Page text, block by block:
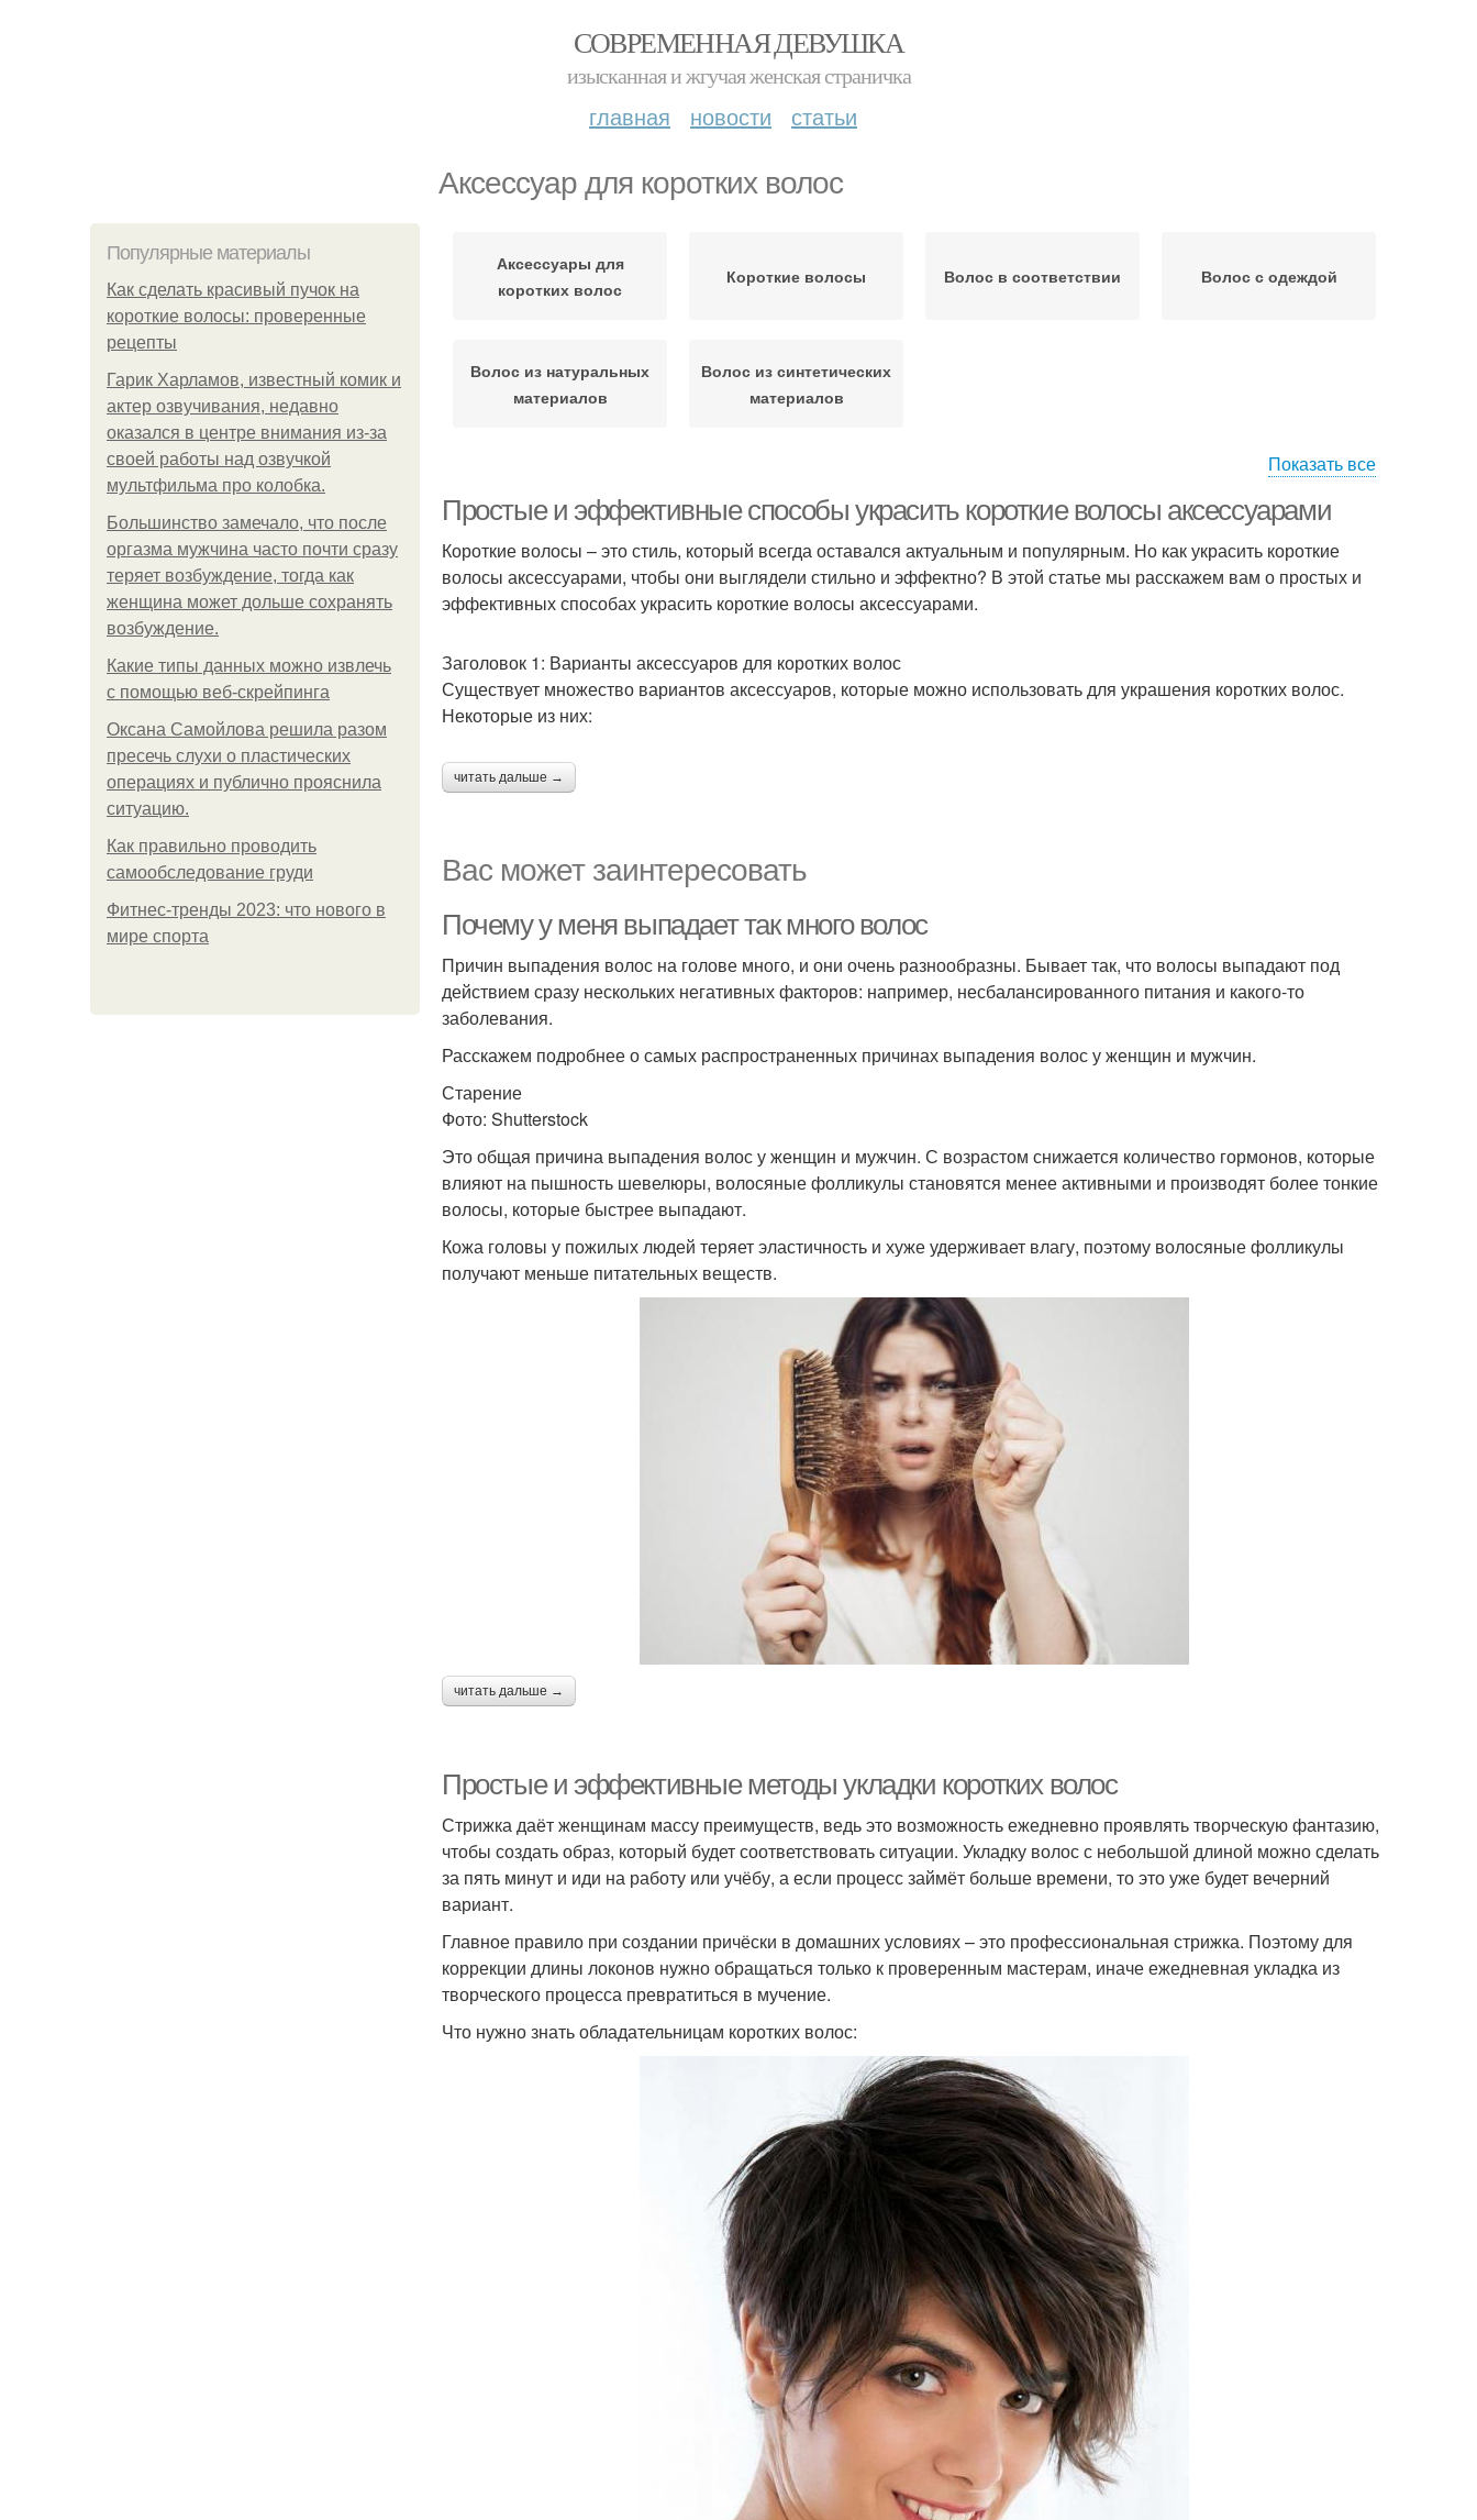
СОВРЕМЕННАЯ ДЕВУШКА
изысканная и жгучая женская страничка
главная новости статьи
Аксессуар для коротких волос
Популярные материалы
Как сделать красивый пучок на
короткие волосы: проверенные
рецепты
Гарик Харламов, известный комик и
актер озвучивания, недавно
оказался в центре внимания из-за
своей работы над озвучкой
мультфильма про колобка.
Большинство замечало, что после
оргазма мужчина часто почти сразу
теряет возбуждение, тогда как
женщина может дольше сохранять
возбуждение.
Какие типы данных можно извлечь
с помощью веб-скрейпинга
Оксана Самойлова решила разом
пресечь слухи о пластических
операциях и публично прояснила
ситуацию.
Как правильно проводить
самообследование груди
Фитнес-тренды 2023: что нового в
мире спорта
Аксессуары для
коротких волос
Короткие волосы Волос в соответствии Волос с одеждой
Волос из натуральных
материалов
Волос из синтетических
материалов
Показать все
Простые и эффективные способы украсить короткие волосы аксессуарами
Короткие волосы – это стиль, который всегда оставался актуальным и популярным. Но как украсить короткие
волосы аксессуарами, чтобы они выглядели стильно и эффектно? В этой статье мы расскажем вам о простых и
эффективных способах украсить короткие волосы аксессуарами.
Заголовок 1: Варианты аксессуаров для коротких волос
Существует множество вариантов аксессуаров, которые можно использовать для украшения коротких волос.
Некоторые из них:
читать дальше →
Вас может заинтересовать
Почему у меня выпадает так много волос
Причин выпадения волос на голове много, и они очень разнообразны. Бывает так, что волосы выпадают под
действием сразу нескольких негативных факторов: например, несбалансированного питания и какого-то
заболевания.
Расскажем подробнее о самых распространенных причинах выпадения волос у женщин и мужчин.
Старение
Фото: Shutterstock
Это общая причина выпадения волос у женщин и мужчин. С возрастом снижается количество гормонов, которые
влияют на пышность шевелюры, волосяные фолликулы становятся менее активными и производят более тонкие
волосы, которые быстрее выпадают.
Кожа головы у пожилых людей теряет эластичность и хуже удерживает влагу, поэтому волосяные фолликулы
получают меньше питательных веществ.
читать дальше →
Простые и эффективные методы укладки коротких волос
Стрижка даёт женщинам массу преимуществ, ведь это возможность ежедневно проявлять творческую фантазию,
чтобы создать образ, который будет соответствовать ситуации. Укладку волос с небольшой длиной можно сделать
за пять минут и иди на работу или учёбу, а если процесс займёт больше времени, то это уже будет вечерний
вариант.
Главное правило при создании причёски в домашних условиях – это профессиональная стрижка. Поэтому для
коррекции длины локонов нужно обращаться только к проверенным мастерам, иначе ежедневная укладка из
творческого процесса превратиться в мучение.
Что нужно знать обладательницам коротких волос: